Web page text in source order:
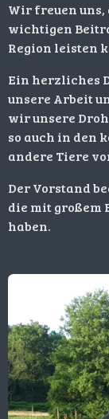
Wir freuen uns,
wichtigen
Region leisten
Ein herzliches
unsere Arbeit
wir unsere
so auch in den
andere Tiere
Der Vorstand
die mit großem
haben.